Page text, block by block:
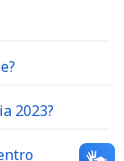
2023?